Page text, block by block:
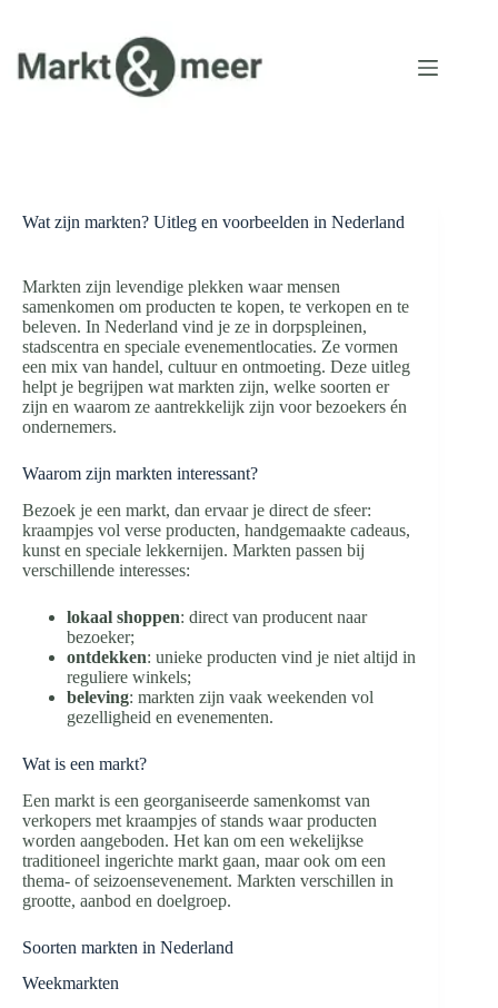
inhoud
Wat zijn markten? Uitleg en voorbeelden in Nederland
Markten zijn levendige plekken waar mensen
samenkomen om producten te kopen, te verkopen en te
beleven. In Nederland vind je ze in dorpspleinen,
stadscentra en speciale evenementlocaties. Ze vormen
een mix van handel, cultuur en ontmoeting. Deze uitleg
helpt je begrijpen wat markten zijn, welke soorten er
zijn en waarom ze aantrekkelijk zijn voor bezoekers én
ondernemers.
Waarom zijn markten interessant?
Bezoek je een markt, dan ervaar je direct de sfeer:
kraampjes vol verse producten, handgemaakte cadeaus,
kunst en speciale lekkernijen. Markten passen bij
verschillende interesses:
lokaal shoppen: direct van producent naar
bezoeker;
ontdekken: unieke producten vind je niet altijd in
reguliere winkels;
beleving: markten zijn vaak weekenden vol
gezelligheid en evenementen.
Wat is een markt?
Een markt is een georganiseerde samenkomst van
verkopers met kraampjes of stands waar producten
worden aangeboden. Het kan om een wekelijkse
traditioneel ingerichte markt gaan, maar ook om een
thema- of seizoensevenement. Markten verschillen in
grootte, aanbod en doelgroep.
Soorten markten in Nederland
Weekmarkten